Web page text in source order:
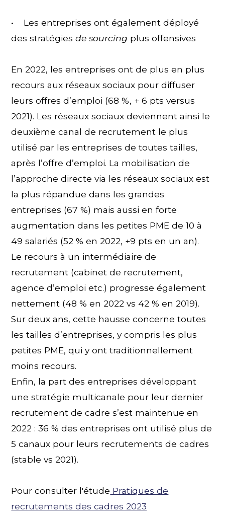
• Les entreprises ont également déployé
des stratégiesde sourcing plus offensives
En 2022, les entreprises ont de plus en plus
recours aux réseaux sociaux pour diffuser
leurs offres d’emploi (68 %, + 6 pts versus
2021). Les réseaux sociaux deviennent ainsi le
deuxième canal de recrutement le plus
utilisé par les entreprises de toutes tailles,
après l’offre d’emploi. La mobilisation de
l’approche directe via les réseaux sociaux est
la plus répandue dans les grandes
entreprises (67 %) mais aussi en forte
augmentation dans les petites PME de 10 à
49 salariés (52 % en 2022, +9 pts en un an).
Le recours à un intermédiaire de
recrutement (cabinet de recrutement,
agence d’emploi etc.) progresse également
nettement (48 % en 2022 vs 42 % en 2019).
Sur deux ans, cette hausse concerne toutes
les tailles d’entreprises, y compris les plus
petites PME, qui y ont traditionnellement
moins recours.
Enfin, la part des entreprises développant
une stratégie multicanale pour leur dernier
recrutement de cadre s’est maintenue en
2022 : 36 % des entreprises ont utilisé plus de
5 canaux pour leurs recrutements de cadres
(stable vs 2021).
Pour consulter ​l'étude Pratiques de
recrutements des cadres 2023